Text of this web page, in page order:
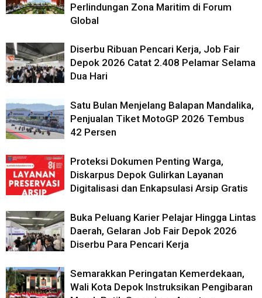
Perlindungan Zona Maritim di Forum
Global
Diserbu Ribuan Pencari Kerja, Job Fair
Depok 2026 Catat 2.408 Pelamar Selama
Dua Hari
Satu Bulan Menjelang Balapan Mandalika,
Penjualan Tiket MotoGP 2026 Tembus
42 Persen
Proteksi Dokumen Penting Warga,
Diskarpus Depok Gulirkan Layanan
Digitalisasi dan Enkapsulasi Arsip Gratis
Buka Peluang Karier Pelajar Hingga Lintas
Daerah, Gelaran Job Fair Depok 2026
Diserbu Para Pencari Kerja
Semarakkan Peringatan Kemerdekaan,
Wali Kota Depok Instruksikan Pengibaran